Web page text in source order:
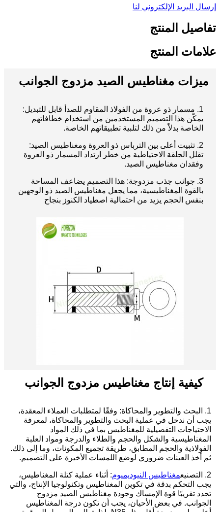
إرسال البريد الإلكتروني لنا
تفاصيل المنتج
علامات المنتج
ميزات مغناطيس الصيد مزدوج الجوانب
1. مسمار ذو عروة من الفولاذ المقاوم للصدأ قابل للتبديل:
يمكّن هذا التصميم المستخدمين من استخدام خطافاتهم
الخاصة بدلاً من ذلك لتلبية تطبيقاتهم الخاصة.
2. تثبيت أعلى بين الترباس ذو العروة ومغناطيس الصيد:
تقلل الحلقة الاحتياطية من خطر ارتداد المسمار ذو العروة
وفقدان مغناطيس الصيد.
3. جوانب جذب مزدوجة: هذا التصميم يضاعف المساحة
بالقوة المغناطيسية، مما يجعل مغناطيس الصيد ذو الوجهين
بنفس الحجم يزيد من احتمالية اصطياد الكنوز بنجاح
كيفية إنتاج مغناطيس مزدوج الجوانب
1. البحث والتطوير والمحاكاة: وفقًا لمتطلبات العملاء المعقدة،
يجب أن ندخل في عملية البحث والتطوير والمحاكاة، لمعرفة
الاحتياجات التفصيلية للمغناطيس بما في ذلك المواد
المغناطيسية والشكل والحجم والطلاء والدرجة ومواد العلبة
الفولاذية والحجم المطابق، طريقة تجميع المكونات، وما إلى ذلك.
ثم أخذ العينات ضروري لوضع اللمسات الأخيرة على التصميم.
2. التصنيع مغناطيس النيوديميوم: أثناء عملية كتلة المغناطيس،
يجب التحكم بدقة في تكوين المغناطيس وتكنولوجيا الإنتاج، والتي
تحدد تقريبًا قوة الإمساك وجودة مغناطيس الصيد مزدوج
الجوانب. في بعض الأحيان، يجب أن تكون درجة المغناطيس